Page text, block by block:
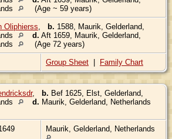
(Age ~ 59 years)
Oliphierss b. 1588, Maurik, Gelderland,
d. Aft 1659, Maurik, Gelderland,
(Age 72 years)
Group Sheet | Family Chart
, b. Bef 1625, Elst, Gelderland,
d. Maurik, Gelderland, Netherlands
Maurik, Gelderland, Netherlands